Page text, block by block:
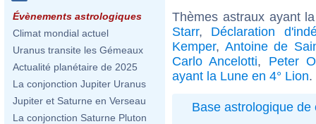
Évènements astrologiques
Climat mondial actuel
Uranus transite les Gémeaux
Actualité planétaire de 2025
La conjonction Jupiter Uranus
Jupiter et Saturne en Verseau
La conjonction Saturne Pluton
Thèmes astraux ayant
Starr, Déclaration
Kemper, Antoine de
Carlo Ancelotti, Peter
ayant la Lune en 4° Lion.
Base astrologique de